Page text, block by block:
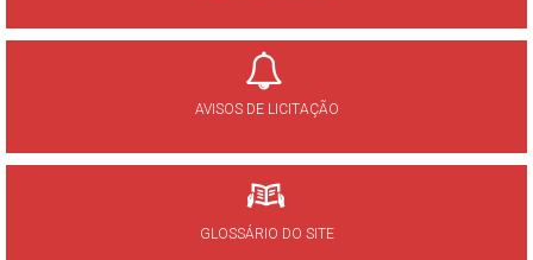
AVISOS DE LICITAÇÃO
GLOSSÁRIO DO SITE